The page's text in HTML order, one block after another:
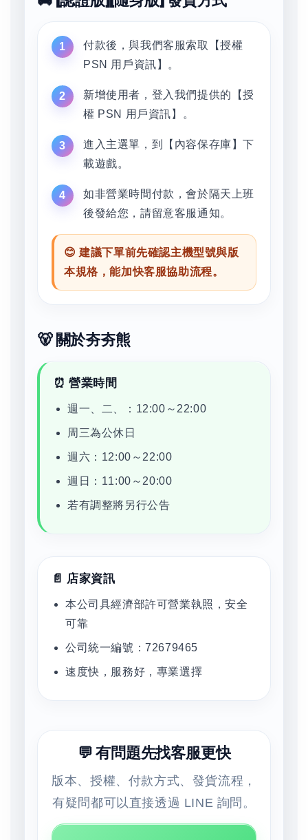
付款後，與我們客服索取【授權
PSN 用戶資訊】。
新增使用者，登入我們提供的【授
權 PSN 用戶資訊】。
進入主選單，到【內容保存庫】下
載遊戲。
如非營業時間付款，會於隔天上班
後發給您，請留意客服通知。
😊 建議下單前先確認主機型號與版
本規格，能加快客服協助流程。
🐻 關於夯夯熊
⏰ 營業時間
週一、二、：12:00～22:00
周三為公休日
週六：12:00～22:00
週日：11:00～20:00
若有調整將另行公告
📄 店家資訊
本公司具經濟部許可營業執照，安全
可靠
公司統一編號：72679465
速度快，服務好，專業選擇
💬 有問題先找客服更快
版本、授權、付款方式、發貨流程，
有疑問都可以直接透過 LINE 詢問。